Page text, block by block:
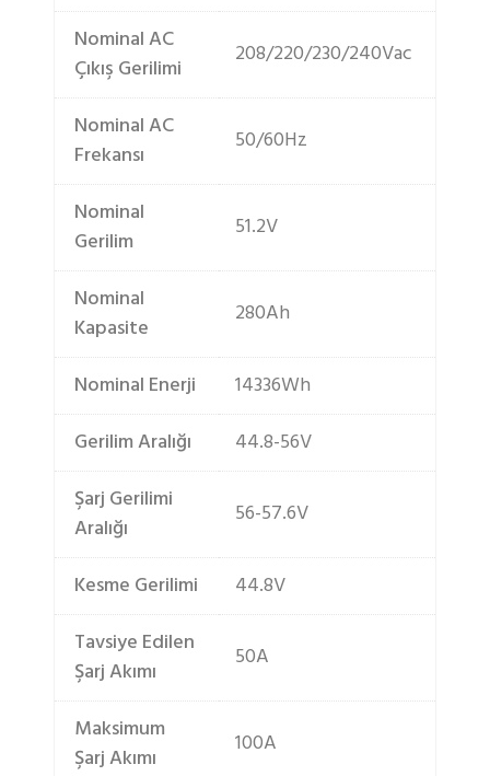
Nominal AC
Çıkış Gerilimi
208/220/230/240Vac
Nominal AC
Frekansı
50/60Hz
Nominal
Gerilim
51.2V
Nominal
Kapasite
280Ah
Nominal Enerji
14336Wh
Gerilim Aralığı
44.8-56V
Şarj Gerilimi
Aralığı
56-57.6V
Kesme Gerilimi
44.8V
Tavsiye Edilen
Şarj Akımı
50A
Maksimum
Şarj Akımı
100A